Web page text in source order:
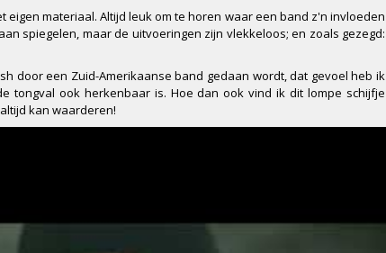
materiaal. Altijd leuk om te horen waar een band z'n invloeden
spiegelen, maar de uitvoeringen zijn vlekkeloos; en zoals gezegd:
door een Zuid-Amerikaanse band gedaan wordt, dat gevoel heb ik
tongval ook herkenbaar is. Hoe dan ook vind ik dit lompe schijfje
kan waarderen!